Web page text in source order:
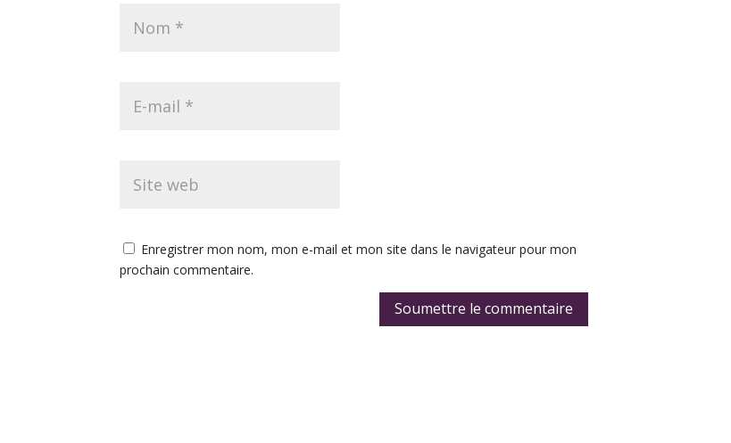
Enregistrer mon nom, mon e-mail et mon site dans le navigateur pour mon
prochain commentaire.
Soumettre le commentaire